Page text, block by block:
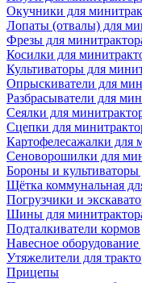
Окучники для
Лопаты (отвалы) для
Фрезы для
Косилки для
Культиваторы для
Опрыскиватели для
Разбрасыватели для
Сеялки для
Сцепки для
Картофелесажалки для
Сеноворошилки для
Бороны и культиваторы
Щётка коммунальная
Погрузчики и
Шины для
Подталкиватели кормов
Навесное оборудование
Утяжелители для
Прицепы